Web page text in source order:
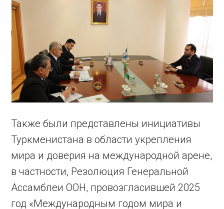
Также были представлены инициативы
Туркменистана в области укрепления
мира и доверия на международной арене,
в частности, Резолюция Генеральной
Ассамблеи ООН, провозгласившей 2025
год «Международным годом мира и